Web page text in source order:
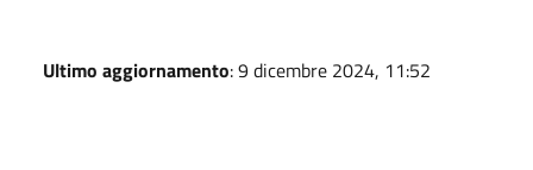
Ultimo aggiornamento: 9 dicembre 2024, 11:52